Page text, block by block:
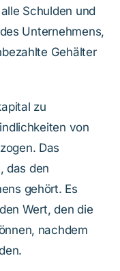
Schulden und
Unternehmens,
Gehälter
zu
von
Das
das den
gehört. Es
Wert, den die
nachdem